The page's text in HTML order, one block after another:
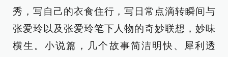
秀，写自己的衣食住行，写日常点滴转瞬间与
张爱玲以及张爱玲笔下人物的奇妙联想，妙味
横生。小说篇，几个故事简洁明快、犀利透